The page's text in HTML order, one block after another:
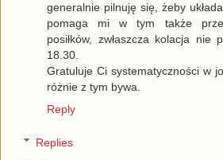
generalnie pilnuję się, żeby
pomaga mi w tym także
posiłków, zwłaszcza kolacja
18.30.
Gratuluje Ci systematyczności w
różnie z tym bywa.
Reply
Replies